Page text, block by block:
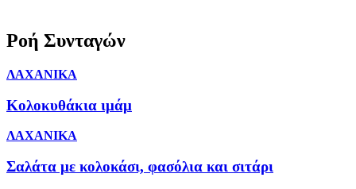
Ροή Συνταγών
ΛΑΧΑΝΙΚΑ
Κολοκυθάκια ιμάμ
ΛΑΧΑΝΙΚΑ
Σαλάτα με κολοκάσι, φασόλια και σιτάρι